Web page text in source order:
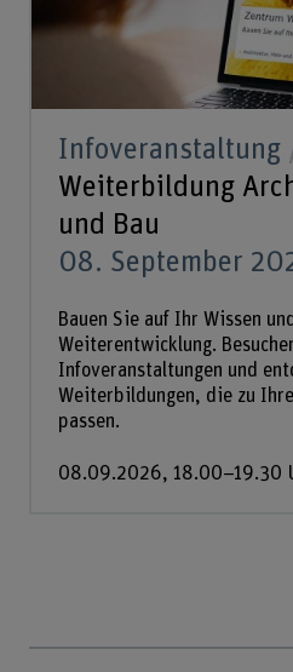
Infoveranstaltung
Weiterbildung
und Bau
08. September
Bauen Sie auf Ihr Wissen
Weiterentwicklung.
Infoveranstaltungen und
Weiterbildungen, die zu
passen.
08.09.2026, 18.00–19.30